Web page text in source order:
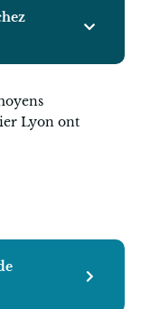
Lyon ont